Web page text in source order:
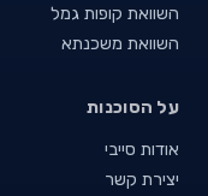
השוואת קופות גמל
השוואת משכנתא
על הסוכנות
אודות סייבי
יצירת קשר